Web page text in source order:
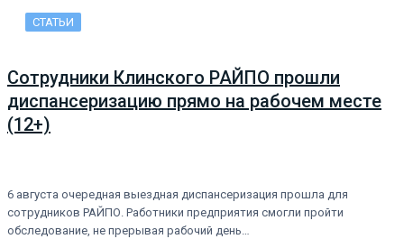
СТАТЬИ
Сотрудники Клинского РАЙПО прошли
диспансеризацию прямо на рабочем месте
(12+)
6 августа очередная выездная диспансеризация прошла для
сотрудников РАЙПО. Работники предприятия смогли пройти
обследование, не прерывая рабочий день…